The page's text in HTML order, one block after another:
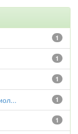
1
1
1
1
1